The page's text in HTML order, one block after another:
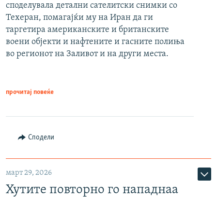
споделувала детални сателитски снимки со
Техеран, помагајќи му на Иран да ги
таргетира американските и британските
воени објекти и нафтените и гасните полиња
во регионот на Заливот и на други места.
прочитај повеќе
Сподели
март 29, 2026
Хутите повторно го нападнаа